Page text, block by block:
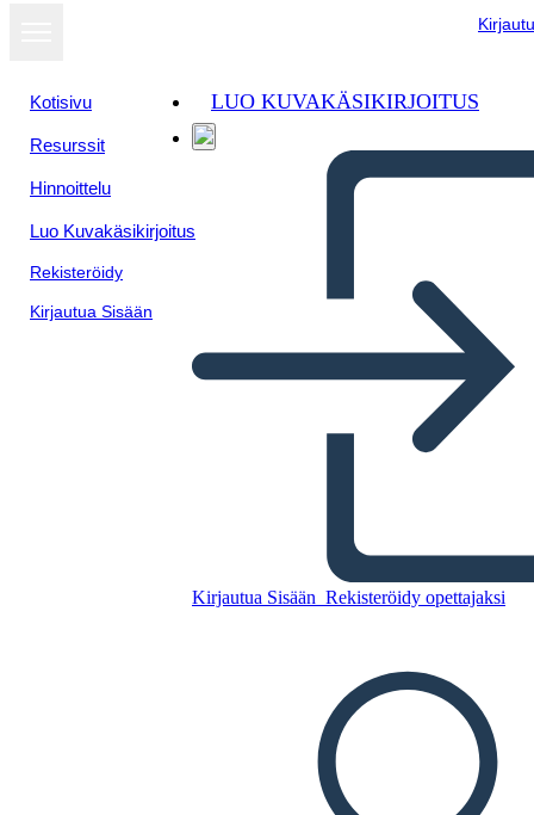
Kotisivu
Resurssit
Hinnoittelu
Luo Kuvakäsikirjoitus
Rekisteröidy
Kirjautua Sisään
LUO KUVAKÄSIKIRJOITUS
Kirjautua Sisään Rekisteröidy opettajaksi
Kirjatakki 2
Kopioi tämä kuvakäsikirjoitus
LUO KUVAKÄSIKIRJOITUS